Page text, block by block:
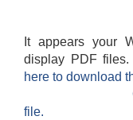
It appears your
display PDF files.
here to download
file.